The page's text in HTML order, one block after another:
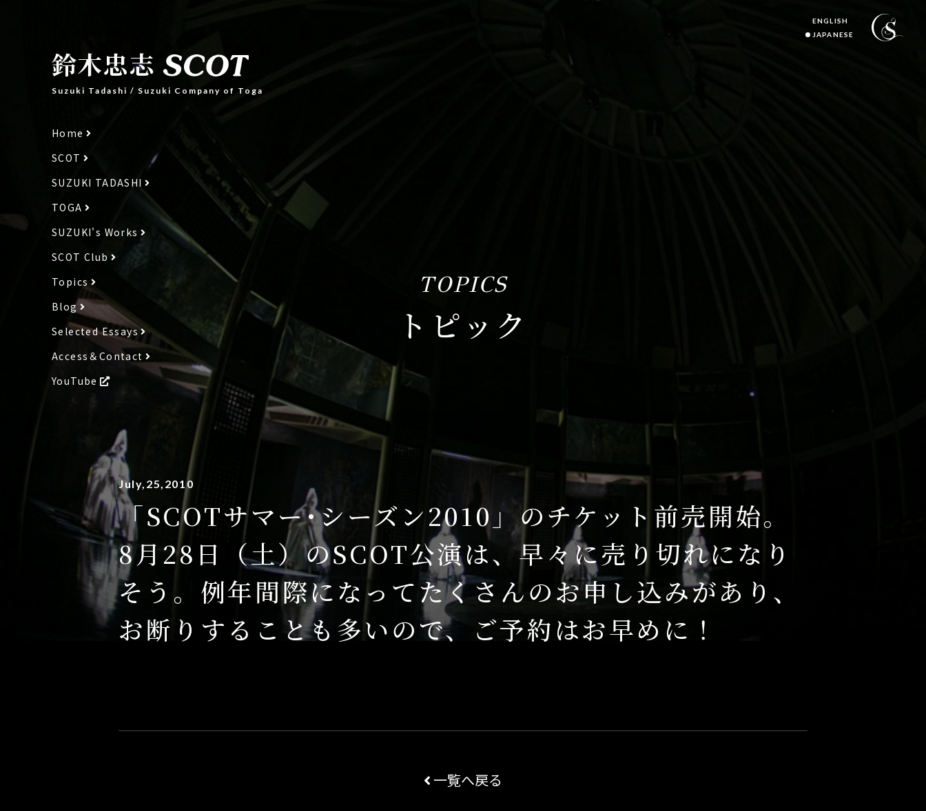
鈴木忠志
Suzuki Tadashi / Suzuki Company of Toga
Home
SCOT
SUZUKI TADASHI
TOGA
SUZUKI's Works
SCOT Club
Topics
Blog
Selected Essays
Access＆Contact
YouTube
ENGLISH
JAPANESE
TOPICS
トピック
July,25,2010
「SCOTサマー･シーズン2010」のチケット前売開始。
8月28日（土）のSCOT公演は、早々に売り切れになり
そう。例年間際になってたくさんのお申し込みがあり、
お断りすることも多いので、ご予約はお早めに！
一覧へ戻る